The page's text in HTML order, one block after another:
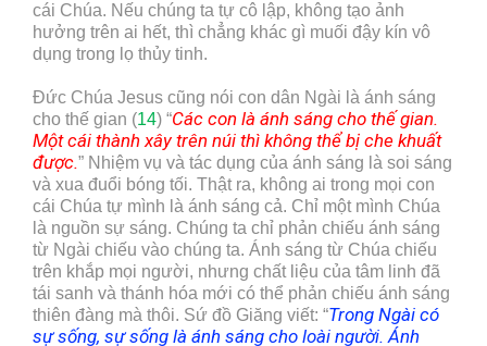
cái Chúa. Nếu chúng ta tự cô lập, không tạo ảnh
hưởng trên ai hết, thì chẳng khác gì muối đậy kín vô
dụng trong lọ thủy tinh.
Đức Chúa Jesus cũng nói con dân Ngài là ánh sáng
cho thế gian (14) “Các con là ánh sáng cho thế gian.
Một cái thành xây trên núi thì không thể bị che khuất
được.” Nhiệm vụ và tác dụng của ánh sáng là soi sáng
và xua đuổi bóng tối. Thật ra, không ai trong mọi con
cái Chúa tự mình là ánh sáng cả. Chỉ một mình Chúa
là nguồn sự sáng. Chúng ta chỉ phản chiếu ánh sáng
từ Ngài chiếu vào chúng ta. Ánh sáng từ Chúa chiếu
trên khắp mọi người, nhưng chất liệu của tâm linh đã
tái sanh và thánh hóa mới có thể phản chiếu ánh sáng
thiên đàng mà thôi. Sứ đồ Giăng viết: “Trong Ngài có
sự sống, sự sống là ánh sáng cho loài người. Ánh